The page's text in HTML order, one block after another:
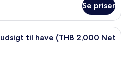
Se priser
til have (THB 2,000 Net